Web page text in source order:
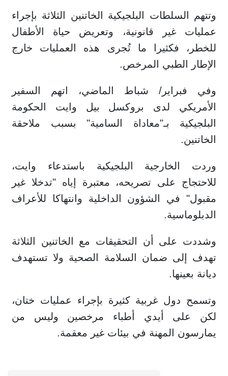
وتتهم السلطات البلجيكية الخاتنين الثلاثة بإجراء
عمليات غير قانونية، وتعريض حياة الأطفال
للخطر، فكثيرا ما تُجرى هذه العمليات خارج
الإطار الطبي المرخص.
وفي فبراير/ شباط الماضي، اتهم السفير
الأمريكي لدى بروكسل بيل وايت الحكومة
البلجيكية بـ"معاداة السامية" بسبب ملاحقة
الخاتنين.
وردت الخارجية البلجيكية باستدعاء وايت،
للاحتجاج على تصريحه، معتبرة إياه "تدخلا غير
مقبول" في الشؤون الداخلية وانتهاكا للأعراف
الدبلوماسية.
وشددت على أن التحقيقات مع الخاتنين الثلاثة
تهدف إلى ضمان السلامة الصحية ولا تستهدف
ديانة بعينها.
وتسمح دول غربية كثيرة بإجراء عمليات ختان،
لكن على أيدي أطباء مرخصين وليس من
يمارسون المهنة في بيئات غير معقمة.